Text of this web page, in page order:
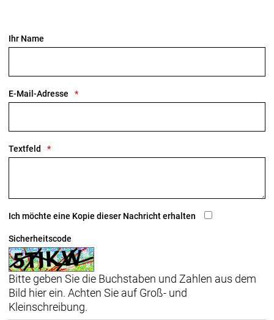
Ihr Name
E-Mail-Adresse
Textfeld
Ich möchte eine Kopie dieser Nachricht erhalten
Sicherheitscode
Bitte geben Sie die Buchstaben und Zahlen aus dem
Bild hier ein. Achten Sie auf Groß- und
Kleinschreibung.